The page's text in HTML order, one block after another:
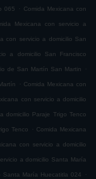
065 . Comida Mexicana con
Mexicana con servicio a
con servicio a domicilio San
a domicilio San Francisco
de San Martín San Martin .
. Comida Mexicana con
con servicio a domicilio
domicilio Paraje Trigo Tenco
Tenco . Comida Mexicana
con servicio a domicilio
a domicilio Santa María
Santa María Huecatitla 024 .